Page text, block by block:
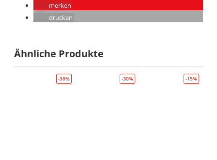
merken
drucken
Ähnliche Produkte
-30% -30% -15%